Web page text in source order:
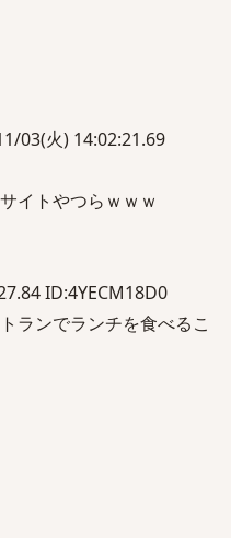
03(火) 14:02:21.69
イトやつらｗｗｗ
ID:4YECM18D0
ランでランチを食べるこ